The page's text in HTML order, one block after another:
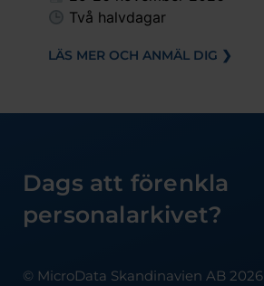
Två halvdagar
LÄS MER OCH ANMÄL DIG ❯
Dags att förenkla
personalarkivet?
© MicroData Skandinavien AB 2026